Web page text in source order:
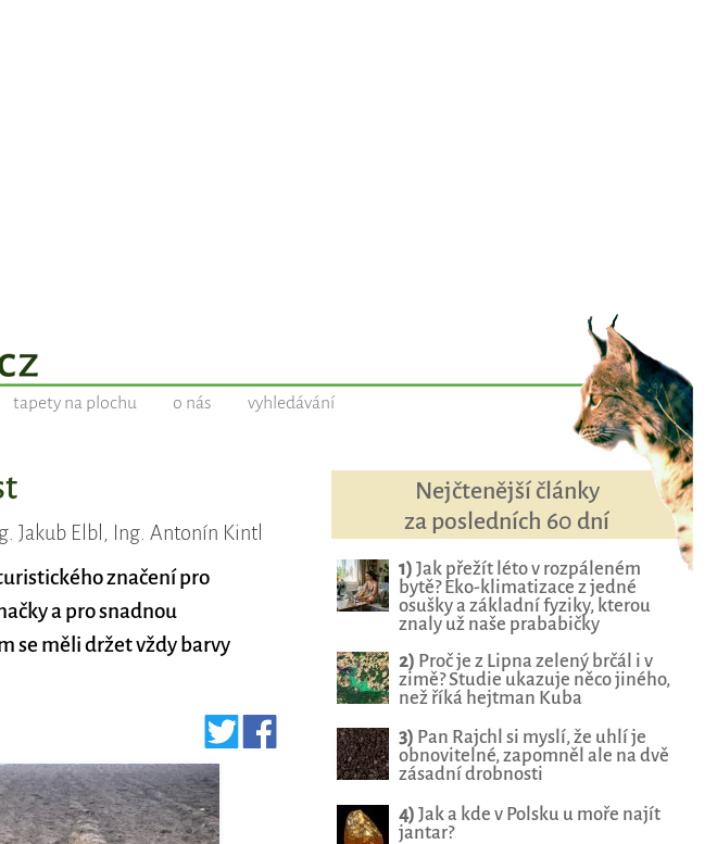
tapety na plochu o nás vyhledávání
Jakub Elbl, Ing. Antonín Kintl
značení pro
a pro snadnou
se měli držet vždy barvy
Nejčtenější články
za posledních 60 dní
1) Jak přežít léto v rozpáleném
bytě? Eko-klimatizace z jedné
osušky a základní fyziky, kterou
znaly už naše prababičky
2) Proč je z Lipna zelený brčál i v
zimě? Studie ukazuje něco jiného,
než říká hejtman Kuba
3) Pan Rajchl si myslí, že uhlí je
obnovitelné, zapomněl ale na dvě
zásadní drobnosti
4) Jak a kde v Polsku u moře najít
jantar?